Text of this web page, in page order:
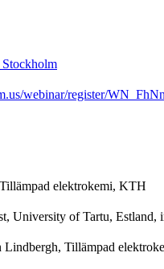
webinar/register/
elektrokemi, KTH
University of Tartu, Estland,
Lindbergh, Tillämpad